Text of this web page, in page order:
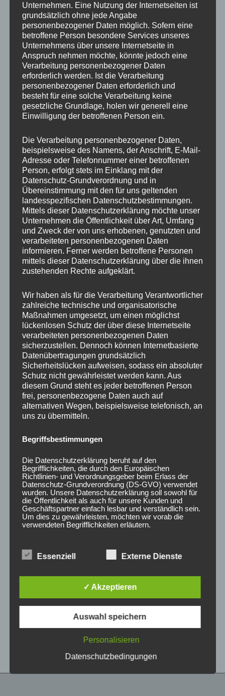
Durchmesser 19
ET 35
Fertigung Einteilig gegossen
Hersteller JR WHEELS
Lochkreis 5×120
Hinweis
Lochzahl
Mittellochbohrung 74,1 mm
Nabenbohrung 74.1
PCD 120 mm
Traglast 690
Ähnliche Produkte
CONCAVER CVR1
19×8,5 ET45 5×112
Brushed Bronze
450,00€ *
Bewertet
mit
CONCAVER CVR1
19×8,5 ET35 5×120
Brushed Titanium
5
19×8 ET40 5×112
Double Tinted Black
425,00€ *
19×8 ET40 5×112
Brushed Titanium
425,00€ *
Bewertet
von
5
Unternehmen. Eine Nutzung der Internetseiten ist
grundsätzlich ohne jede Angabe
personenbezogener Daten möglich. Sofern eine
betroffene Person besondere Services unseres
Unternehmens über unsere Internetseite in
Anspruch nehmen möchte, könnte jedoch eine
Verarbeitung personenbezogener Daten
erforderlich werden. Ist die Verarbeitung
personenbezogener Daten erforderlich und
besteht für eine solche Verarbeitung keine
gesetzliche Grundlage, holen wir generell eine
Einwilligung der betroffenen Person ein.
Die Verarbeitung personenbezogener Daten,
beispielsweise des Namens, der Anschrift, E-Mail-
Adresse oder Telefonnummer einer betroffenen
Person, erfolgt stets im Einklang mit der
Datenschutz-Grundverordnung und in
Übereinstimmung mit den für uns geltenden
landesspezifischen Datenschutzbestimmungen.
Mittels dieser Datenschutzerklärung möchte unser
Unternehmen die Öffentlichkeit über Art, Umfang
und Zweck der von uns erhobenen, genutzten und
verarbeiteten personenbezogenen Daten
informieren. Ferner werden betroffene Personen
mittels dieser Datenschutzerklärung über die ihnen
zustehenden Rechte aufgeklärt.
Wir haben als für die Verarbeitung Verantwortlicher
zahlreiche technische und organisatorische
Maßnahmen umgesetzt, um einen möglichst
lückenlosen Schutz der über diese Internetseite
verarbeiteten personenbezogenen Daten
sicherzustellen. Dennoch können Internetbasierte
Datenübertragungen grundsätzlich
Sicherheitslücken aufweisen, sodass ein absoluter
Schutz nicht gewährleistet werden kann. Aus
diesem Grund steht es jeder betroffenen Person
frei, personenbezogene Daten auch auf
alternativen Wegen, beispielsweise telefonisch, an
uns zu übermitteln.
Begriffsbestimmungen
Die Datenschutzerklärung beruht auf den
Begrifflichkeiten, die durch den Europäischen
Richtlinien- und Verordnungsgeber beim Erlass der
Datenschutz-Grundverordnung (DS-GVO) verwendet
wurden. Unsere Datenschutzerklärung soll sowohl für
die Öffentlichkeit als auch für unsere Kunden und
Geschäftspartner einfach lesbar und verständlich sein.
Um dies zu gewährleisten, möchten wir vorab die
verwendeten Begrifflichkeiten erläutern.
Wir verwenden in dieser Datenschutzerklärung
unter anderem die folgenden Begriffe:
Personenbezogene Daten sind alle
identifizierbare natürliche Person (im Folgenden
wird eine natürliche Person angesehen, die
Essenziell Externe Dienste
✓ Akzeptieren
Auswahl speichern
Personalisieren
Datenschutzbedingungen